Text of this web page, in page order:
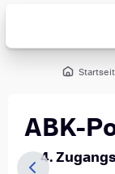
ABK-
4.